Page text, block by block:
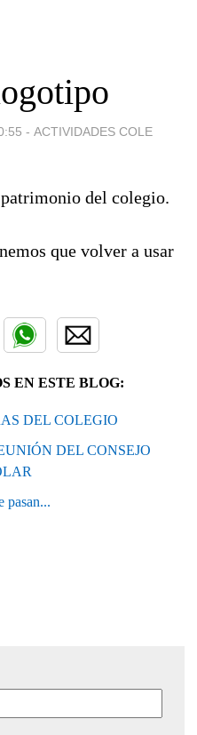
- ACTIVIDADES COLE
del colegio.
que volver a usar
EN ESTE BLOG:
DEL COLEGIO
DEL CONSEJO
pasan...